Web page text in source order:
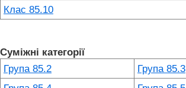
Клас 85.10
Суміжні категорії
Група 85.2
Група 85.3